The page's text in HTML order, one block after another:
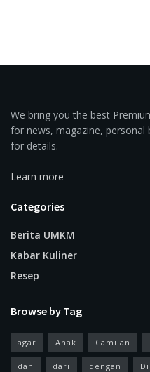
We bring you the best
for news, magazine, personal
for details.
Learn more
Categories
Berita UMKM
Kabar Kuliner
Resep
Browse by Tag
agar Anak Camilan
dan dari dengan